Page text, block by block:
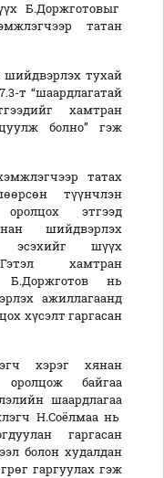
Б.Доржготовыг
татан
тухай
т “шаардлагатай
хамтран
болно” гэж
татах
түүнчлэн
этгээд
шийдвэрлэх
эсэхийг шүүх
хамтран
Б.Доржготов нь
ажиллагаанд
хүсэлт гаргасан
хэрэг хянан
оролцож байгаа
шаардлагаа
Н.Соёлмаа нь
гаргасан
болон худалдан
гаргуулах гэж